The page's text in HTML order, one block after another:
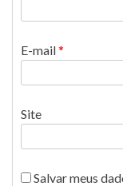
E-mail*
Site
Salvar meus